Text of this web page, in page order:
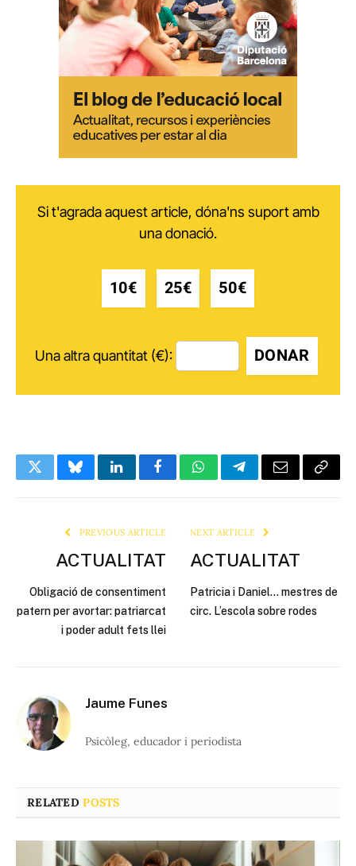
Si t'agrada aquest article, dóna'ns suport amb
una donació.
10€ 25€ 50€
Una altra quantitat (€): DONAR
TwitterBlueskyLinkedInFacebookWhatsAppTelegramEmail Copy
PREVIOUS ARTICLE
ACTUALITAT
Obligació de consentiment
patern per avortar: patriarcat
i poder adult fets llei
NEXT ARTICLE
ACTUALITAT
Patricia i Daniel… mestres de
circ. L’escola sobre rodes
Jaume Funes
Psicòleg, educador i periodista
RELATEDPOSTS